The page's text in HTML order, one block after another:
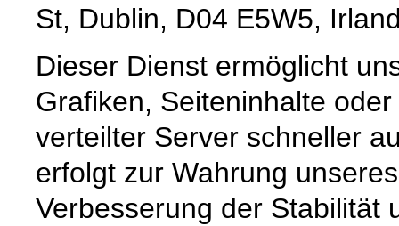
St, Dublin, D04 E5W5,
Dieser Dienst ermöglicht
Grafiken, Seiteninhalte
verteilter Server schneller
erfolgt zur Wahrung
Verbesserung der Stabilität